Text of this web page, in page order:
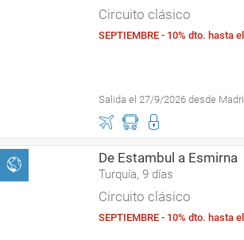
Circuito clásico
SEPTIEMBRE - 10% dto. hasta
Salida el 27/9/2026 desde
De Estambul a Esmirna
Turquía, 9 días
Circuito clásico
SEPTIEMBRE - 10% dto. hasta